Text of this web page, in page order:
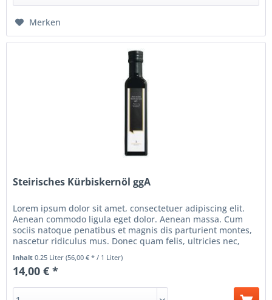
Merken
Steirisches Kürbiskernöl ggA
Lorem ipsum dolor sit amet, consectetuer adipiscing elit.
Aenean commodo ligula eget dolor. Aenean massa. Cum
sociis natoque penatibus et magnis dis parturient montes,
nascetur ridiculus mus. Donec quam felis, ultricies nec,
Inhalt0.25 Liter(56,00 € * / 1 Liter)
14,00 € *